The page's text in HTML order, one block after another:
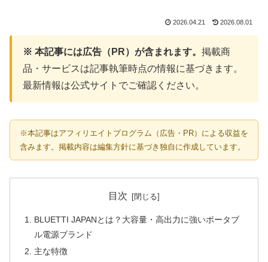
2026.04.21 2026.08.01
※ 本記事には広告（PR）が含まれます。 掲載商
品・サービスは記事執筆時点の情報に基づきます。
最新情報は公式サイトでご確認ください。
※本記事はアフィリエイトプログラム（広告・PR）による収益を
含みます。掲載内容は編集方針に基づき独自に作成しています。
目次
BLUETTI JAPANとは？大容量・高出力に強いポータブ
ル電源ブランド
主な特徴